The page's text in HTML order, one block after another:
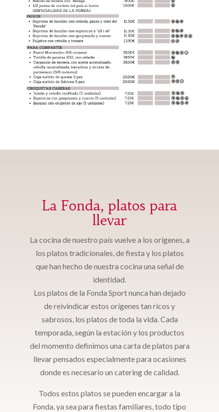
La Fonda, platos para
llevar
La cocina de nuestro país vuelve a los orígenes, a
los platos tradicionales, de fiesta y los platos
que han hecho de nuestra cocina una señal de
identidad.
Los platos de la Fonda Sport nunca han dejado
de reivindicar estos orígenes tan ricos y
sabrosos, los platos de toda la vida. Cada
temporada, según la estación y los productos
del momento definimos una carta de platos para
llevar pensados especialmente para ocasiones
donde es necesario un catering de calidad.
Todos estos platos se pueden encargar a la
Fonda, ya sea para fiestas familiares, todo tipo